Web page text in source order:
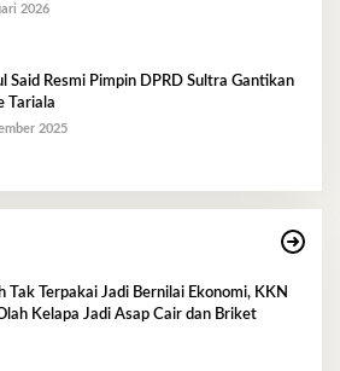
2026
Said Resmi Pimpin DPRD Sultra Gantikan
Tariala
2025
Tak Terpakai Jadi Bernilai Ekonomi, KKN
Kelapa Jadi Asap Cair dan Briket